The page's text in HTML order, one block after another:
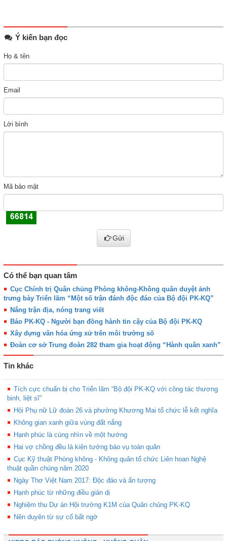
Ý kiến bạn đọc
Họ & tên
Email
Lời bình
Mã bảo mật
Gửi
Có thể bạn quan tâm
Cục Chính trị Quân chủng Phòng không-Không quân duyệt ảnh
trưng bày Triển lãm “Một số trận đánh độc đáo của Bộ đội PK-KQ”
Nắng trận địa, nóng trang viết
Báo PK-KQ - Người bạn đồng hành tin cậy của Bộ đội PK-KQ
Xây dựng văn hóa ứng xử trên môi trường số
Đoàn cơ sở Trung đoàn 282 tham gia hoạt động “Hành quân xanh”
Tin khác
Tích cực chuẩn bị cho Triển lãm “Bộ đội PK-KQ với công tác thương
binh, liệt sĩ”
Hội Phụ nữ Lữ đoàn 26 và phường Khương Mai tổ chức lễ kết nghĩa
Không gian xanh giữa vùng đất nắng
Hạnh phúc là cùng nhìn về một hướng
Hai vợ chồng đều là kiện tướng báo vụ toàn quân
Cục Kỹ thuật Phòng không - Không quân tổ chức Liên hoan Nghệ
thuật quần chúng năm 2020
Ngày Thơ Việt Nam 2017: Độc đáo và ấn tượng
Hạnh phúc từ những điều giản dị
Nghiệm thu Dự án Hội trường K1M của Quân chủng PK-KQ
Nên duyên từ sự cố bất ngờ